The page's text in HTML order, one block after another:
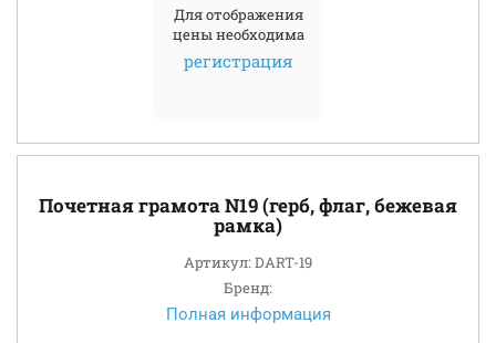
Для отображения
цены необходима
регистрация
Почетная грамота N19 (герб, флаг, бежевая
рамка)
Артикул: DART-19
Бренд:
Полная информация